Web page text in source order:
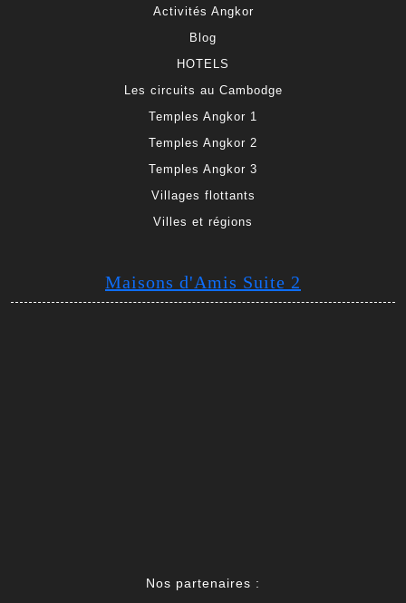
Activités Angkor
Blog
HOTELS
Les circuits au Cambodge
Temples Angkor 1
Temples Angkor 2
Temples Angkor 3
Villages flottants
Villes et régions
Maisons d'Amis Suite 2
Nos partenaires :